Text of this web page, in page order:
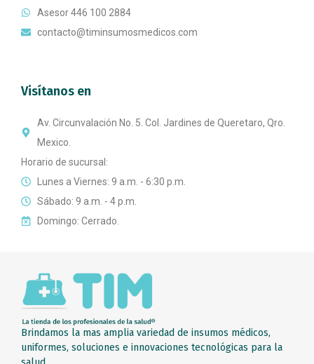
Asesor 446 100 2884
contacto@timinsumosmedicos.com
Visítanos en
Av. Circunvalación No. 5. Col. Jardines de Queretaro, Qro.
Mexico.
Horario de sucursal:
Lunes a Viernes: 9 a.m. - 6:30 p.m.
Sábado: 9 a.m. - 4 p.m.
Domingo: Cerrado.
Brindamos la mas amplia variedad de insumos médicos,
uniformes, soluciones e innovaciones tecnológicas para la